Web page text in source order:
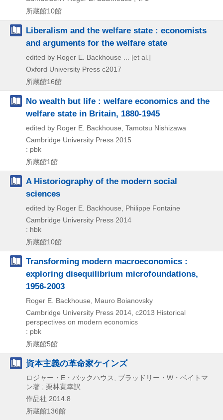
所蔵館10館
Liberalism and the welfare state : economists
and arguments for the welfare state
edited by Roger E. Backhouse ... [et al.]
Oxford University Press c2017
所蔵館16館
No wealth but life : welfare economics and the
welfare state in Britain, 1880-1945
edited by Roger E. Backhouse, Tamotsu Nishizawa
Cambridge University Press 2015
: pbk
所蔵館1館
A Historiography of the modern social
sciences
edited by Roger E. Backhouse, Philippe Fontaine
Cambridge University Press 2014
: hbk
所蔵館10館
Transforming modern macroeconomics :
exploring disequilibrium microfoundations,
1956-2003
Roger E. Backhouse, Mauro Boianovsky
Cambridge University Press 2014, c2013 Historical
perspectives on modern economics
: pbk
所蔵館5館
資本主義の革命家ケインズ
ロジャー・E・バックハウス, ブラッドリー・W・ベイトマ
ン著 ; 栗林寛幸訳
作品社 2014.8
所蔵館136館